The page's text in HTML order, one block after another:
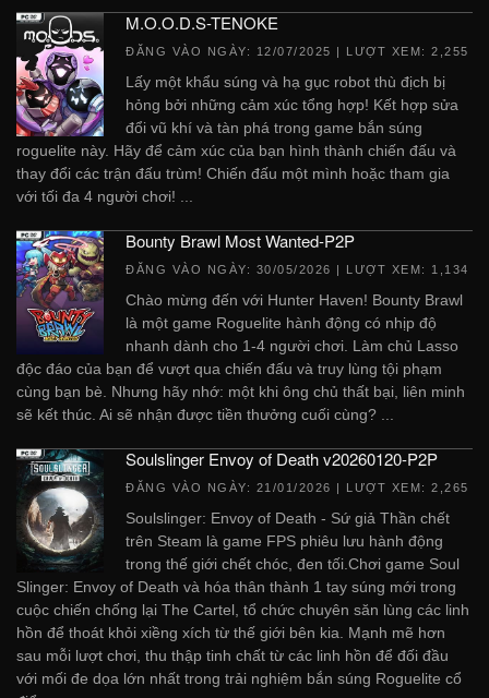
M.O.O.D.S-TENOKE
ĐĂNG VÀO NGÀY: 12/07/2025 | LƯỢT XEM: 2,255
Lấy một khẩu súng và hạ gục robot thù địch bị
hỏng bởi những cảm xúc tổng hợp! Kết hợp sửa
đổi vũ khí và tàn phá trong game bắn súng
roguelite này. Hãy để cảm xúc của bạn hình thành chiến đấu và
thay đổi các trận đấu trùm! Chiến đấu một mình hoặc tham gia
với tối đa 4 người chơi! ...
Bounty Brawl Most Wanted-P2P
ĐĂNG VÀO NGÀY: 30/05/2026 | LƯỢT XEM: 1,134
Chào mừng đến với Hunter Haven! Bounty Brawl
là một game Roguelite hành động có nhịp độ
nhanh dành cho 1-4 người chơi. Làm chủ Lasso
độc đáo của bạn để vượt qua chiến đấu và truy lùng tội phạm
cùng bạn bè. Nhưng hãy nhớ: một khi ông chủ thất bại, liên minh
sẽ kết thúc. Ai sẽ nhận được tiền thưởng cuối cùng? ...
Soulslinger Envoy of Death v20260120-P2P
ĐĂNG VÀO NGÀY: 21/01/2026 | LƯỢT XEM: 2,265
Soulslinger: Envoy of Death - Sứ giả Thần chết
trên Steam là game FPS phiêu lưu hành động
trong thế giới chết chóc, đen tối.Chơi game Soul
Slinger: Envoy of Death và hóa thân thành 1 tay súng mới trong
cuộc chiến chống lại The Cartel, tổ chức chuyên săn lùng các linh
hồn để thoát khỏi xiềng xích từ thế giới bên kia. Mạnh mẽ hơn
sau mỗi lượt chơi, thu thập tinh chất từ các linh hồn để đối đầu
với mối đe dọa lớn nhất trong trải nghiệm bắn súng Roguelite cổ